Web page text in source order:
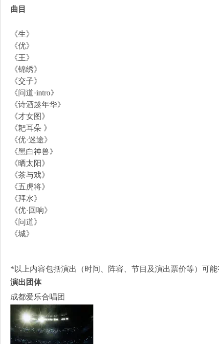
曲目
《生》
《优》
《王》
《锦绣》
《交子》
《问道·intro》
《诗酒趁年华》
《才女图》
《耙耳朵 》
《优·迷途》
《黑白神兽》
《晒太阳》
《茶与戏》
《五虎将》
《拜水》
《优·回响》
《问道》
《城》
*以上内容包括演出（时间、阵容、节目及演出票价等）可
演出团体
成都爱乐合唱团